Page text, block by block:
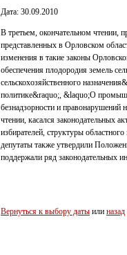
Дата: 30.09.2010
В третьем, окончательном чтении,
представленных в Орловском
изменения в такие законы
обеспечения плодородия земель
сельскохозяйственного
политике&raquo;, &laquo;О
безнадзорности и
чтении, касался законодательных
избирателей, структуры
депутаты также утвердили
поддержали ряд законодательных
Вернуться к выбору даты или назад